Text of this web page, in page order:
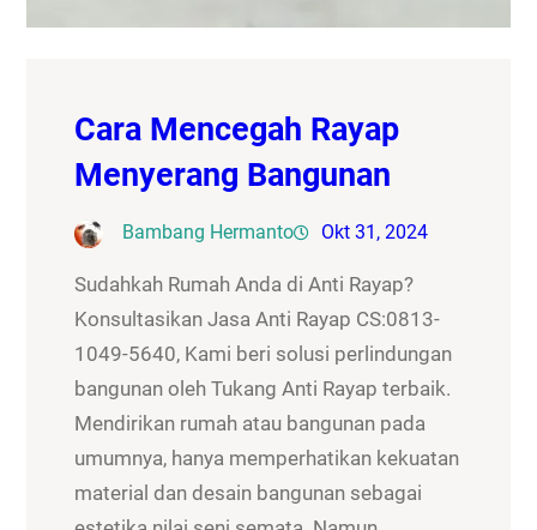
Cara Mencegah Rayap
Menyerang Bangunan
Bambang Hermanto Okt 31, 2024
Sudahkah Rumah Anda di Anti Rayap?
Konsultasikan Jasa Anti Rayap CS:0813-
1049-5640, Kami beri solusi perlindungan
bangunan oleh Tukang Anti Rayap terbaik.
Mendirikan rumah atau bangunan pada
umumnya, hanya memperhatikan kekuatan
material dan desain bangunan sebagai